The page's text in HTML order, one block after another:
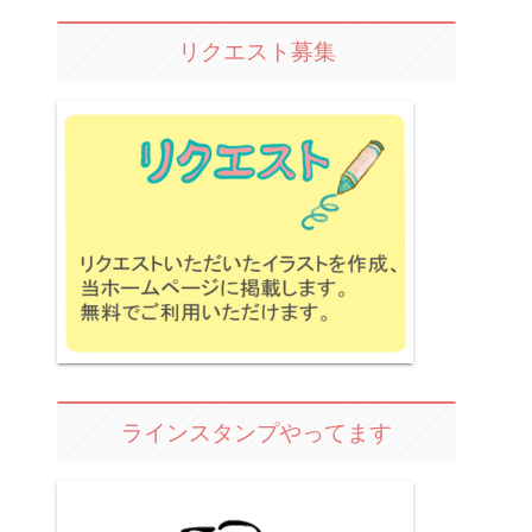
リクエスト募集
ラインスタンプやってます